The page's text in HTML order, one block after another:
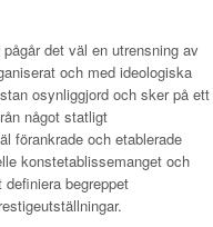
det väl en utrensning av
och med ideologiska
osynliggjord och sker på ett
något statligt
förankrade och etablerade
konstetablissemanget och
begreppet